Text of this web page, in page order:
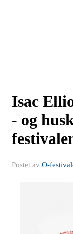
Isac
- og
Postet av O-